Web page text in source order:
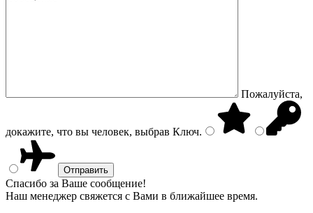
Пожалуйста,
докажите, что вы человек, выбрав Ключ.
Спасибо за Ваше сообщение!
Наш менеджер свяжется с Вами в ближайшее время.